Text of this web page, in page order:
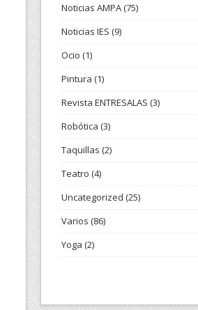
Noticias AMPA(75)
Noticias IES (9)
Ocio (1)
Pintura (1)
Revista ENTRESALAS (3)
Robótica (3)
Taquillas (2)
Teatro (4)
Uncategorized (25)
Varios (86)
Yoga (2)